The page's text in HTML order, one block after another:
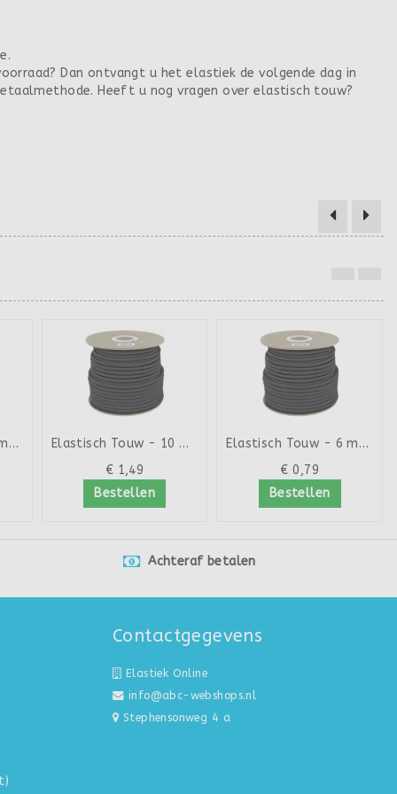
Dan ontvangt u het elastiek de volgende dag in
Heeft u nog vragen over elastisch touw?
Elastisch Touw - 8 mm - ...
Elastisch Touw - 10 mm -...
€ 1,49
Bestellen
Elastisch Touw - 6 mm - ...
€ 0,79
Bestellen
Achteraf betalen
Contactgegevens
Elastiek Online
info@abc-webshops.nl
Stephensonweg 4 a